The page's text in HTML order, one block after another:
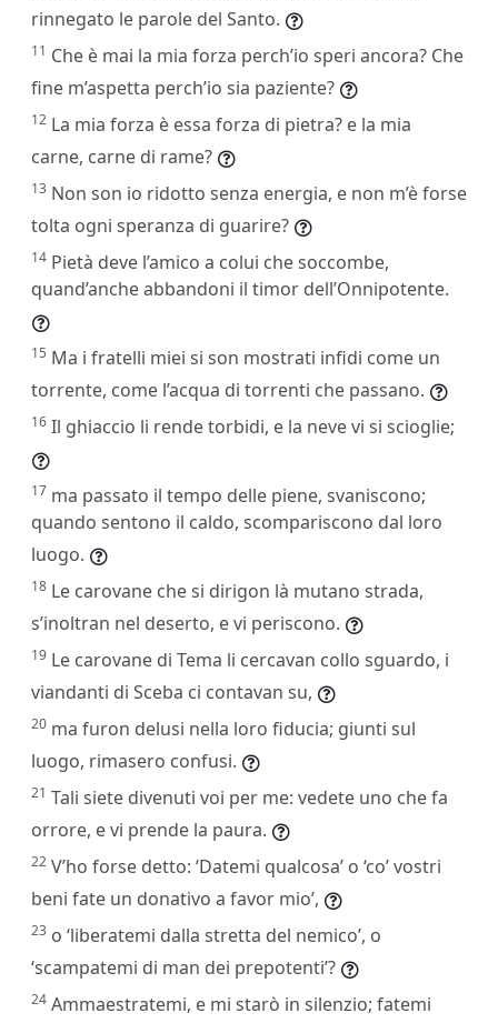
rinnegato le parole del Santo.
11 Che è mai la mia forza perch’io speri ancora? Che
fine m’aspetta perch’io sia paziente?
12 La mia forza è essa forza di pietra? e la mia
carne, carne di rame?
13 Non son io ridotto senza energia, e non m’è forse
tolta ogni speranza di guarire?
14 Pietà deve l’amico a colui che soccombe,
quand’anche abbandoni il timor dell’Onnipotente.
15 Ma i fratelli miei si son mostrati infidi come un
torrente, come l’acqua di torrenti che passano.
16 Il ghiaccio li rende torbidi, e la neve vi si scioglie;
17 ma passato il tempo delle piene, svaniscono;
quando sentono il caldo, scompariscono dal loro
luogo.
18 Le carovane che si dirigon là mutano strada,
s’inoltran nel deserto, e vi periscono.
19 Le carovane di Tema li cercavan collo sguardo, i
viandanti di Sceba ci contavan su,
20 ma furon delusi nella loro fiducia; giunti sul
luogo, rimasero confusi.
21 Tali siete divenuti voi per me: vedete uno che fa
orrore, e vi prende la paura.
22 V’ho forse detto: ‘Datemi qualcosa’ o ‘co’ vostri
beni fate un donativo a favor mio’,
23 o ‘liberatemi dalla stretta del nemico’, o
‘scampatemi di man dei prepotenti’?
24 Ammaestratemi, e mi starò in silenzio; fatemi